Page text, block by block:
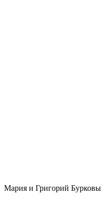
Мария и Григорий Бурковы